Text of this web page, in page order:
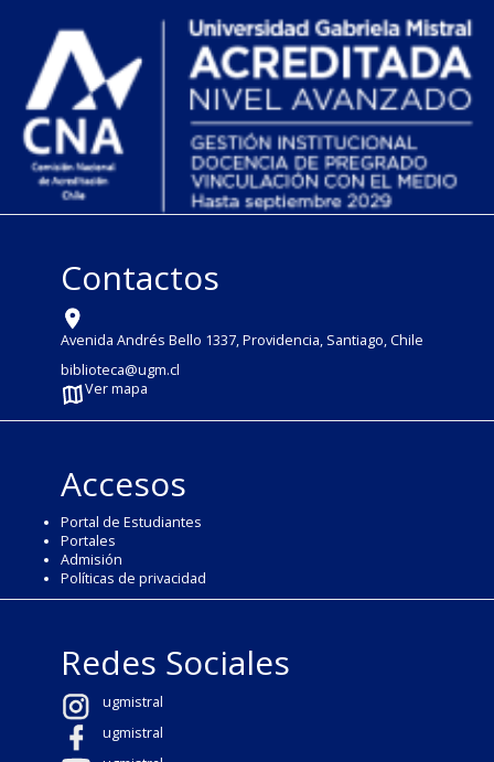
Contactos
Avenida Andrés Bello 1337, Providencia, Santiago, Chile
biblioteca@ugm.cl
Ver mapa
Accesos
Portal de Estudiantes
Portales
Admisión
Políticas de privacidad
Redes Sociales
ugmistral
ugmistral